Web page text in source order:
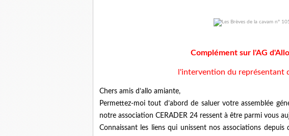
Complément sur l'AG
l'intervention du représentant
Chers amis d’allo amiante,
Permettez-moi tout d’abord de saluer votre assemblée
notre association CERADER 24 ressent à être parmi vous
Connaissant les liens qui unissent nos associations